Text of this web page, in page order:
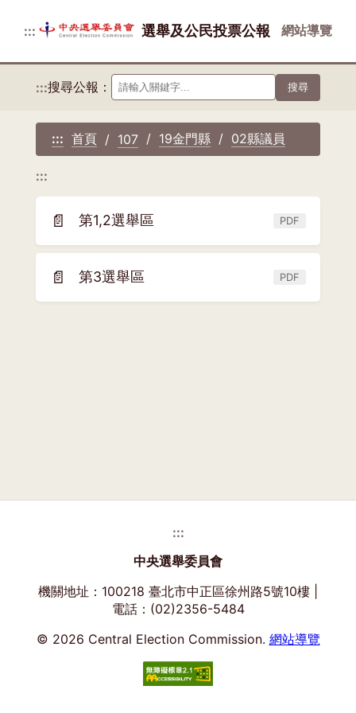
::: 選舉及公民投票公報 網站導覽
:::搜尋公報： 搜尋
::: 首頁 107 19金門縣 02縣議員
:::
📄 第1,2選舉區 PDF
(另
開
新
視
窗)
📄 第3選舉區 PDF
(另
開
:::
中央選舉委員會
機關地址：100218 臺北市中正區徐州路5號10樓 |
電話：(02)2356-5484
© 2026 Central Election Commission. 網站導覽